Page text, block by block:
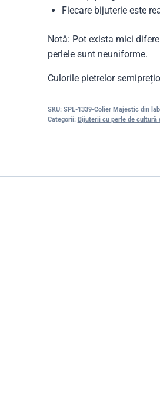
Fiecare bijuterie este
Notă: Pot exista mici
perlele sunt neuniforme.
Culorile pietrelor
SKU: SPL-1339-Colier Majestic din
Categorii: Bijuterii cu perle de